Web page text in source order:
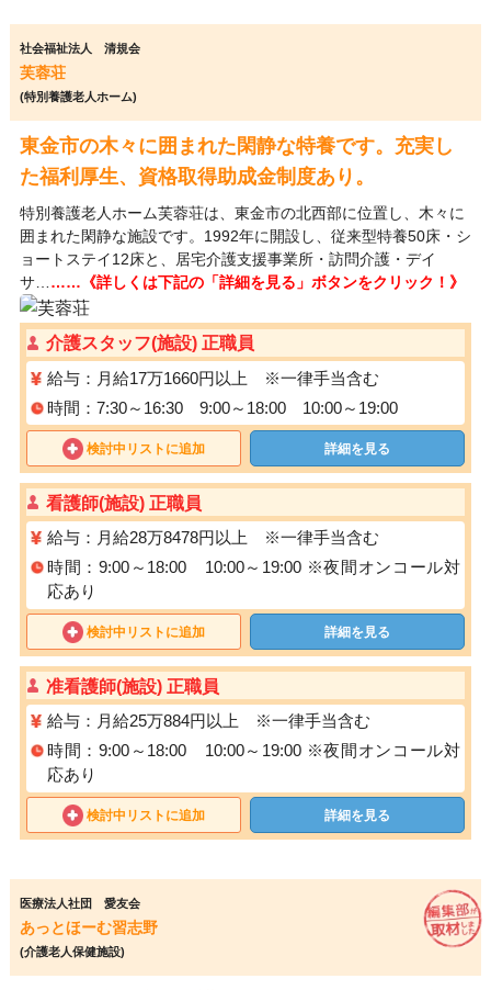
社会福祉法人 清規会
芙蓉荘
(特別養護老人ホーム)
東金市の木々に囲まれた閑静な特養です。充実し
た福利厚生、資格取得助成金制度あり。
特別養護老人ホーム芙蓉荘は、東金市の北西部に位置し、木々に
囲まれた閑静な施設です。1992年に開設し、従来型特養50床・シ
ョートステイ12床と、居宅介護支援事業所・訪問介護・デイ
サ… ……《詳しくは下記の「詳細を見る」ボタンをクリック！》
介護スタッフ(施設) 正職員
給与：月給17万1660円以上 ※一律手当含む
時間：7:30～16:30 9:00～18:00 10:00～19:00
検討中リストに追加 詳細を見る
看護師(施設) 正職員
給与：月給28万8478円以上 ※一律手当含む
時間：9:00～18:00 10:00～19:00 ※夜間オンコール対
応あり
検討中リストに追加 詳細を見る
准看護師(施設) 正職員
給与：月給25万884円以上 ※一律手当含む
時間：9:00～18:00 10:00～19:00 ※夜間オンコール対
応あり
検討中リストに追加 詳細を見る
医療法人社団 愛友会
あっとほーむ習志野
(介護老人保健施設)